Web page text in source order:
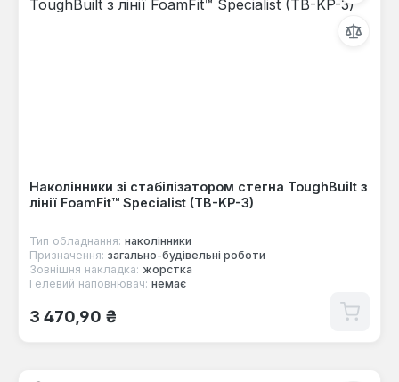
Наколінники зі стабілізатором стегна ToughBuilt з
лінії FoamFit™ Specialist (TB-KP-3)
Тип обладнання: наколінники
Призначення: загально-будівельні роботи
Зовнішня накладка: жорстка
Гелевий наповнювач: немає
Звичайна ціна:
3 470,90 ₴